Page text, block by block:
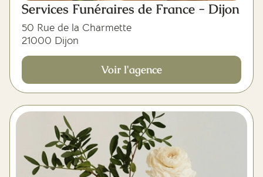
Services Funéraires de France - Dijon
50 Rue de la Charmette
21000 Dijon
Voir l'agence